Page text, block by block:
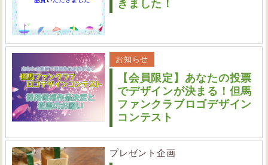
きました！
お知らせ
【会員限定】あなたの投票
でデザインが決まる！但馬
ファンクラブロゴデザイン
コンテスト
プレゼント企画